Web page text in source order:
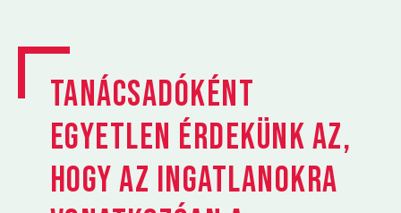
Tanácsadóként
egyetlen érdekünk az,
hogy az ingatlanokra